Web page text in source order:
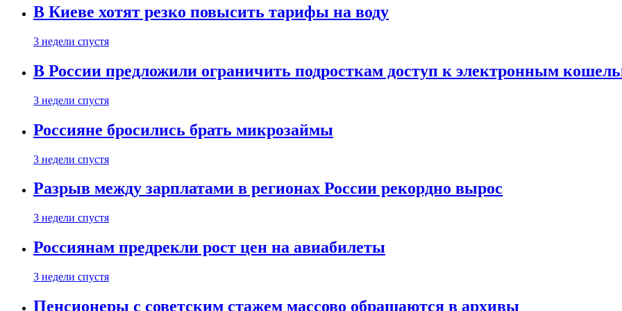
В Киеве хотят резко повысить тарифы на воду
3 недели спустя
В России предложили ограничить подросткам доступ к электронным
3 недели спустя
Россияне бросились брать микрозаймы
3 недели спустя
Разрыв между зарплатами в регионах России рекордно вырос
3 недели спустя
Россиянам предрекли рост цен на авиабилеты
3 недели спустя
Пенсионеры с советским стажем массово обращаются в архивы